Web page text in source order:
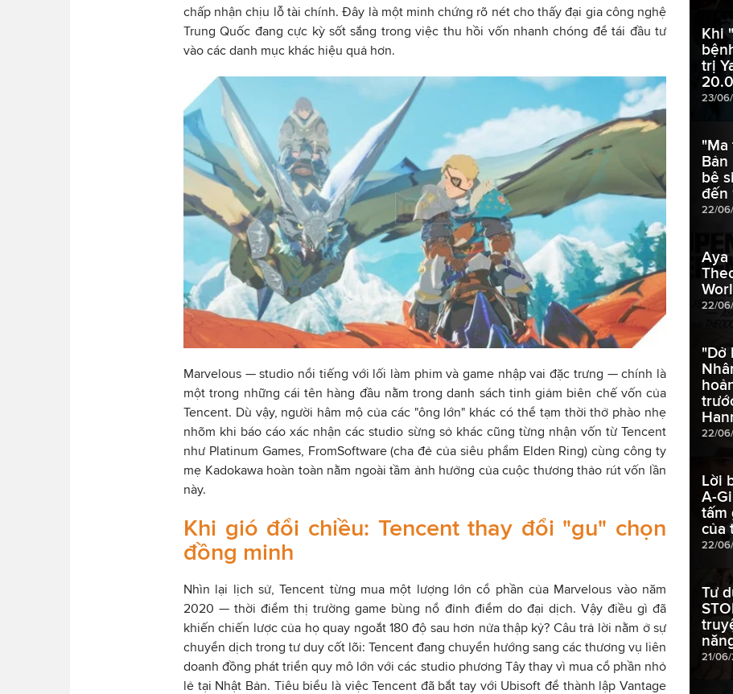
chấp nhận chịu lỗ tài chính. Đây là một minh chứng rõ nét cho thấy đại gia công nghệ
Trung Quốc đang cực kỳ sốt sắng trong việc thu hồi vốn nhanh chóng để tái đầu tư
vào các danh mục khác hiệu quả hơn.
Marvelous — studio nổi tiếng với lối làm phim và game nhập vai đặc trưng — chính là
một trong những cái tên hàng đầu nằm trong danh sách tinh giảm biên chế vốn của
Tencent. Dù vậy, người hâm mộ của các "ông lớn" khác có thể tạm thời thở phào nhẹ
nhõm khi báo cáo xác nhận các studio sừng sỏ khác cũng từng nhận vốn từ Tencent
như Platinum Games, FromSoftware (cha đẻ của siêu phẩm Elden Ring) cùng công ty
mẹ Kadokawa hoàn toàn nằm ngoài tầm ảnh hưởng của cuộc thương thảo rút vốn lần
này.
Khi gió đổi chiều: Tencent thay đổi "gu" chọn
đồng minh
Nhìn lại lịch sử, Tencent từng mua một lượng lớn cổ phần của Marvelous vào năm
2020 — thời điểm thị trường game bùng nổ đỉnh điểm do đại dịch. Vậy điều gì đã
khiến chiến lược của họ quay ngoắt 180 độ sau hơn nửa thập kỷ? Câu trả lời nằm ở sự
chuyển dịch trong tư duy cốt lõi: Tencent đang chuyển hướng sang các thương vụ liên
doanh đồng phát triển quy mô lớn với các studio phương Tây thay vì mua cổ phần nhỏ
lẻ tại Nhật Bản. Tiêu biểu là việc Tencent đã bắt tay với Ubisoft để thành lập Vantage
Khi
trị
23/
"Ma
bê
đến
22/
Aya
22/
"Dở
22/
Lời
A-
tấm
của
22/
Tư
21/